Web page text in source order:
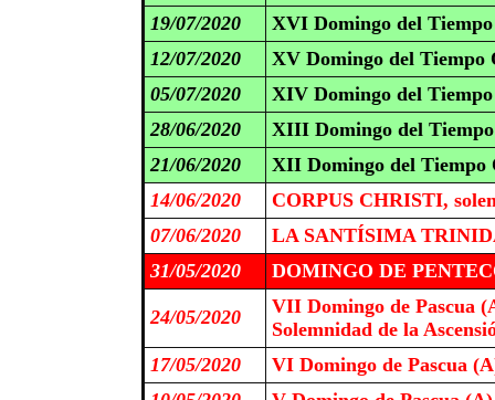
19/07/2020
XVI Domingo del
12/07/2020
XV Domingo del
05/07/2020
XIV Domingo del
28/06/2020
XIII Domingo del
21/06/2020
XII Domingo del
14/06/2020
CORPUS CHRISTI,
07/06/2020
LA SANTÍSIMA
31/05/2020
DOMINGO DE
24/05/2020
VII Domingo de Pascua
Solemnidad de la
17/05/2020
VI Domingo de Pascua